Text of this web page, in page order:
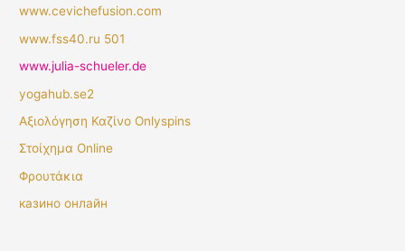
www.cevichefusion.com
www.fss40.ru 501
www.julia-schueler.de
yogahub.se2
Αξιολόγηση Καζίνο Onlyspins
Στοίχημα Online
Φρουτάκια
казино онлайн